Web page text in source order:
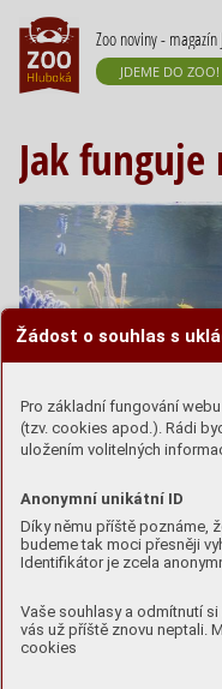
Žádost o souhlas s
Pro základní fungování
(tzv. cookies apod.). Rádi
uložením volitelných
Anonymní unikátní ID
Díky němu příště poznáme,
budeme tak moci přesněji
Identifikátor je zcela
Vaše souhlasy a odmítnutí
vás už příště znovu neptali.
cookies
Zoo noviny -
JDEME DO ZOO!
Jak
Když dorazíte
prohlídkové
narazíte na
můžete